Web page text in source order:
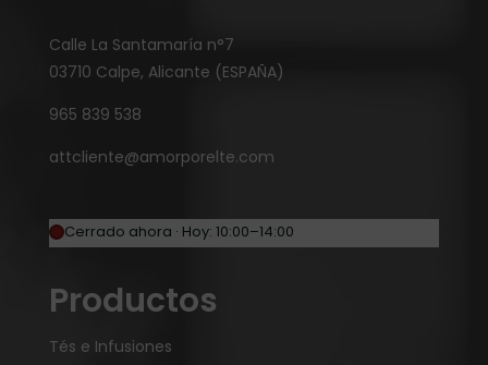
Calle La Santamaría n°7
03710 Calpe, Alicante (ESPAÑA)
965 839 538
attcliente@amorporelte.com
Cerrado ahora · Hoy: 10:00–14:00
Productos
Tés e Infusiones